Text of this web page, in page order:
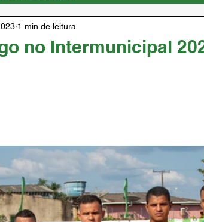
no Intermunicipal
1 min de leitura